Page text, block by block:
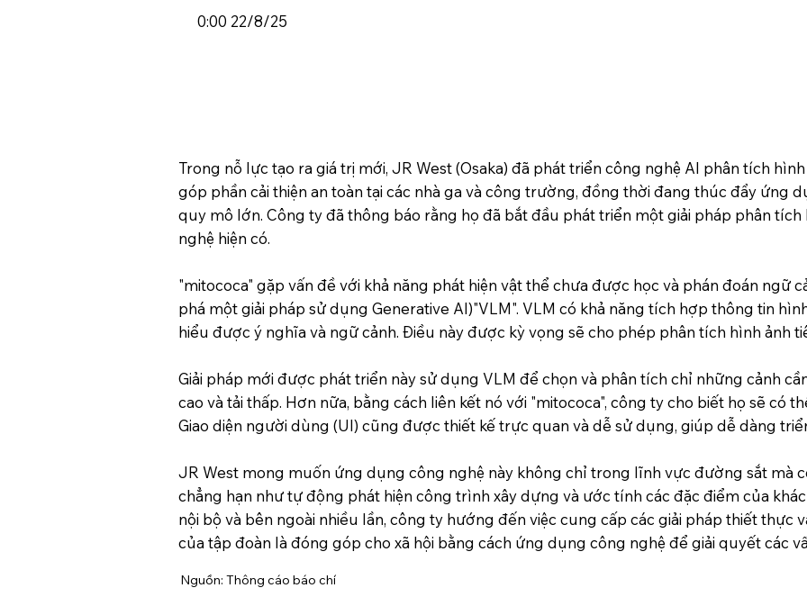
0:00 22/8/25
Trong nỗ lực tạo ra giá trị mới, JR West (Osaka) đã phát triển công nghệ AI phân tích
góp phần cải thiện an toàn tại các nhà ga và công trường, đồng thời đang thúc đẩy ứng
quy mô lớn. Công ty đã thông báo rằng họ đã bắt đầu phát triển một giải pháp phân tích
nghệ hiện có.
"mitococa" gặp vấn đề với khả năng phát hiện vật thể chưa được học và phán đoán ngữ
phá một giải pháp sử dụng Generative AI)"VLM". VLM có khả năng tích hợp thông tin
hiểu được ý nghĩa và ngữ cảnh. Điều này được kỳ vọng sẽ cho phép phân tích hình ảnh
Giải pháp mới được phát triển này sử dụng VLM để chọn và phân tích chỉ những cảnh
cao và tải thấp. Hơn nữa, bằng cách liên kết nó với "mitococa", công ty cho biết họ sẽ có
Giao diện người dùng (UI) cũng được thiết kế trực quan và dễ sử dụng, giúp dễ dàng
JR West mong muốn ứng dụng công nghệ này không chỉ trong lĩnh vực đường sắt mà
chẳng hạn như tự động phát hiện công trình xây dựng và ước tính các đặc điểm của
nội bộ và bên ngoài nhiều lần, công ty hướng đến việc cung cấp các giải pháp thiết thực
của tập đoàn là đóng góp cho xã hội bằng cách ứng dụng công nghệ để giải quyết các
Nguồn: Thông cáo báo chí